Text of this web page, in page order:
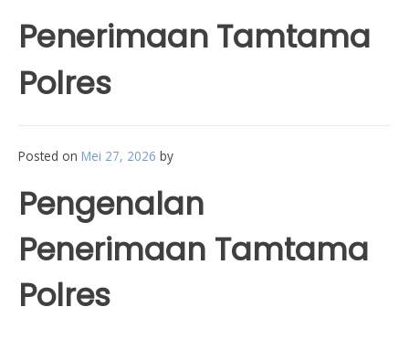
Penerimaan Tamtama
Polres
Posted on Mei 27, 2026 by
Pengenalan
Penerimaan Tamtama
Polres